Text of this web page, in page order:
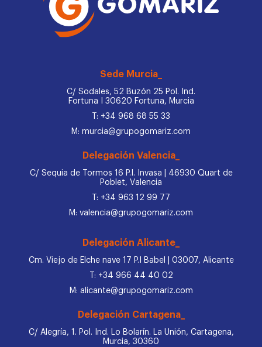
Sede Murcia_
C/ Sodales, 52 Buzón 25 Pol. Ind.
Fortuna I 30620 Fortuna, Murcia
T: +34 968 68 55 33
M: murcia@grupogomariz.com
Delegación Valencia_
C/ Sequia de Tormos 16 P.I. Invasa | 46930 Quart de
Poblet, Valencia
T: +34 963 12 99 77
M: valencia@grupogomariz.com
Delegación Alicante_
Cm. Viejo de Elche nave 17 P.I Babel | 03007, Alicante
T: +34 966 44 40 02
M: alicante@grupogomariz.com
Delegación Cartagena_
C/ Alegría, 1. Pol. Ind. Lo Bolarín. La Unión, Cartagena,
Murcia, 30360